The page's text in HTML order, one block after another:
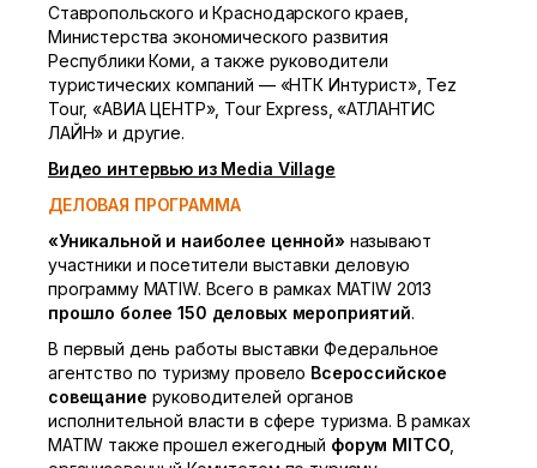
Ставропольского и Краснодарского краев,
Министерства экономического развития
Республики Коми, а также руководители
туристических компаний — «НТК Интурист», Tez
Tour, «АВИА ЦЕНТР», Tour Express, «АТЛАНТИС
ЛАЙН» и другие.
Видео интервью из Media Village
ДЕЛОВАЯ ПРОГРАММА
«Уникальной и наиболее ценной» называют
участники и посетители выставки деловую
программу MATIW. Всего в рамках MATIW 2013
прошло более 150 деловых мероприятий.
В первый день работы выставки Федеральное
агентство по туризму провело Всероссийское
совещание руководителей органов
исполнительной власти в сфере туризма. В рамках
MATIW также прошел ежегодный форум MITCO